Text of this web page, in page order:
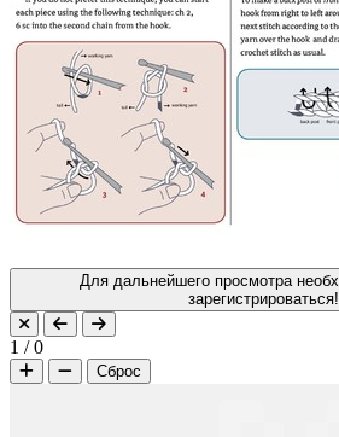
Для дальнейшего просмотра необходимо войти или
зарегистрироваться!
1 /0
Сброс